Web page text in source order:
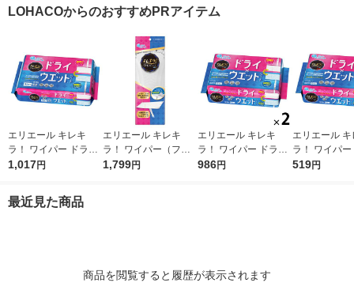
油脂
陽油脂
LOHACOからのおすすめPRアイテム
エリエール キレキ
ラ！ ワイパー ドライ
×ウエットシート 1パ
1,017円
エリエール キレキ
ラ！ ワイパー（フロ
ーリングワイパー）
1,799円
エリエール キレキ
ラ！ ワイパー ドライ
×ウエットシート 1セ
986円
エリエール キ
ラ！ ワイパ
×ウエットシ
519円
最近見た商品
商品を閲覧すると履歴が表示されます